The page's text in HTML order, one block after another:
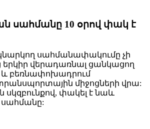
սահմանը 10 օրով փակ է
սահմանափակումը չի
վերադառնալ ցանկացող
բեռնափոխադրում
միջոցների վրա:
սկզբունքով, փակել է նաև